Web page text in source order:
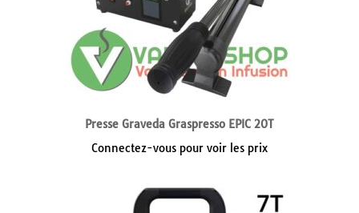
Presse Graveda Graspresso EPIC 20T
Connectez-vous pour voir les prix